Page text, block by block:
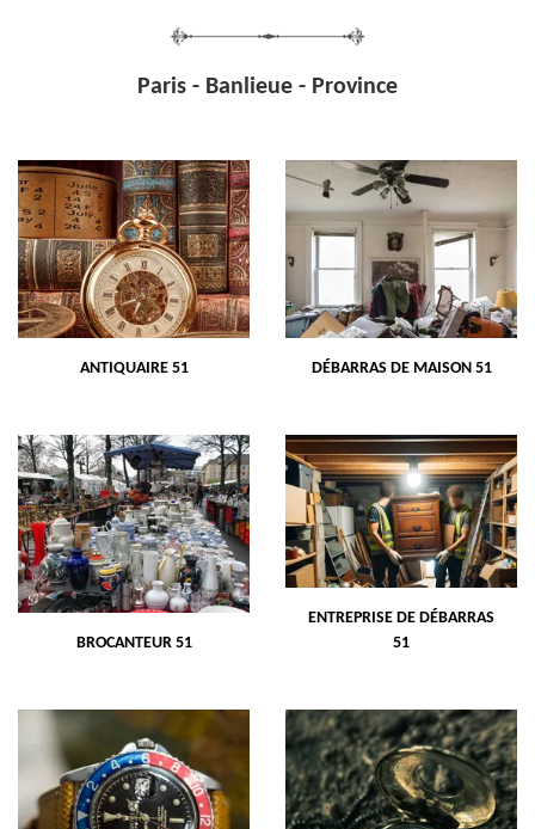
Paris - Banlieue - Province
ANTIQUAIRE 51 DÉBARRAS DE MAISON 51
BROCANTEUR 51
ENTREPRISE DE DÉBARRAS
51